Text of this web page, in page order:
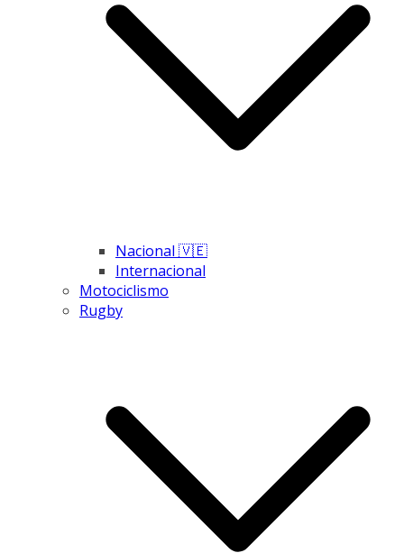
Nacional 🇻🇪
Internacional
Motociclismo
Rugby